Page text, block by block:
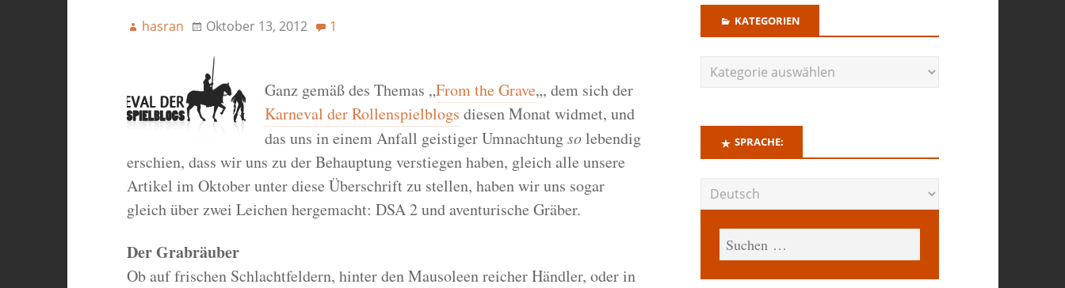
hasran Oktober 13, 2012 1
Ganz gemäß des Themas „From the Grave„, dem sich der
Karneval der Rollenspielblogs diesen Monat widmet, und
das uns in einem Anfall geistiger Umnachtungsolebendig
erschien, dass wir uns zu der Behauptung verstiegen haben, gleich alle unsere
Artikel im Oktober unter diese Überschrift zu stellen, haben wir uns sogar
gleich über zwei Leichen hergemacht: DSA 2 und aventurische Gräber.
Der Grabräuber
Ob auf frischen Schlachtfeldern, hinter den Mausoleen reicher Händler, oder in
KATEGORIEN
SPRACHE: